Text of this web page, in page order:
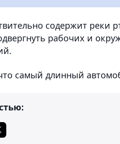
содержит реки
рабочих и
самый длинный